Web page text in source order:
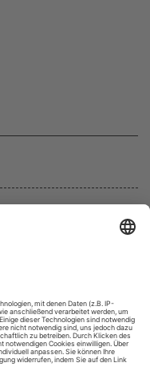
zwei Uraufführungen mit
Hamburg», versprach
Kampnagel seinen
Hinsicht natürlich
die Sonne das
– dekorativ hippes
das verbleibende